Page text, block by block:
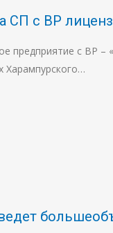
СП с BP
предприятие с BP –
Харампурского…